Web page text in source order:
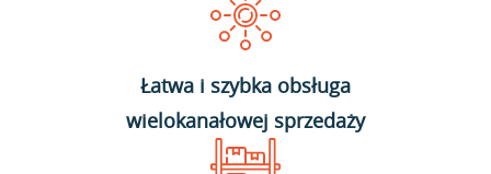
Łatwa i szybka obsługa
wielokanałowej sprzedaży